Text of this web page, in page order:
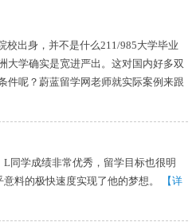
校出身，并不是什么211/985大学毕业
大学确实是宽进严出。这对国内好多双
件呢？蔚蓝留学网老师就实际案例来跟
同学成绩非常优秀，留学目标也很明
料的极快速度实现了他的梦想。
【详